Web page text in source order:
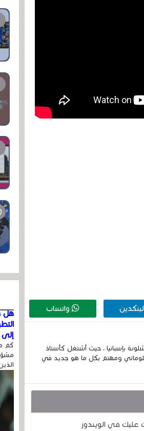
واتساب
42 سنة ، أعيش وأعمل في برشلونة بإسبانيا ، حيث أشتغل كأستاذ
ومهتم بكل ما هو جديد في
في الويندوز
هل
إلى
كم